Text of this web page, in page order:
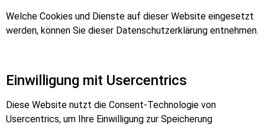
Welche Cookies und Dienste auf dieser Website eingesetzt
werden, können Sie dieser Datenschutzerklärung entnehmen.
Einwilligung mit Usercentrics
Diese Website nutzt die Consent-Technologie von
Usercentrics, um Ihre Einwilligung zur Speicherung